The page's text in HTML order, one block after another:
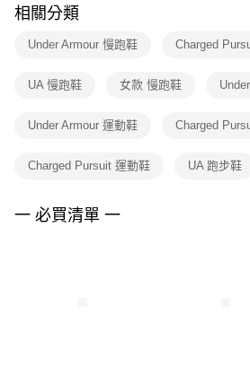
※ 交易是否成功請以「AFTEE先享後付 」之結
是否繳費成功／繳費後需取消欲退款等相關疑問
客戶支援中心」https://
１．透過由恩沛科技股份有限公司提供之「
權轉讓予恩沛科技股份有限公司。
３．未成年的使用者請事先徵得法定代理人或監
４．使用「AFTEE先享後付」時，將依據個別
相關分類
Under Armour 慢跑鞋 Charged
UA 慢跑鞋 女款 慢跑鞋
Under Armour 運動鞋 Charged
Charged Pursuit 運動鞋 UA 跑步鞋
一 必買清單 一